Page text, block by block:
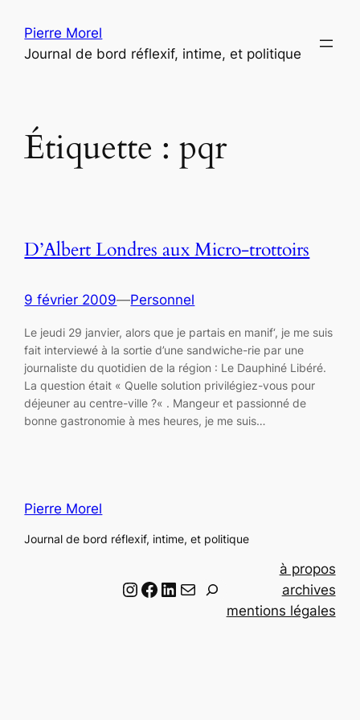
contenu
Pierre Morel
Journal de bord réflexif, intime, et politique
Étiquette :pqr
D’Albert Londres aux Micro-trottoirs
9 février 2009—Personnel
Le jeudi 29 janvier, alors que je partais en manif‘, je me suis
fait interviewé à la sortie d’une sandwiche-rie par une
journaliste du quotidien de la région : Le Dauphiné Libéré.
La question était « Quelle solution privilégiez-vous pour
déjeuner au centre-ville ?« . Mangeur et passionné de
bonne gastronomie à mes heures, je me suis…
Pierre Morel
Journal de bord réflexif, intime, et politique
Instagram Facebook LinkedIn Email
à propos
archives
mentions légales